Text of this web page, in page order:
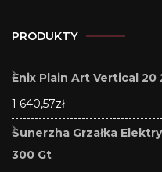
PRODUKTY
Enix Plain Art Vertical 20
1 640,57zł
Sunerzha Grzałka
300 Gt